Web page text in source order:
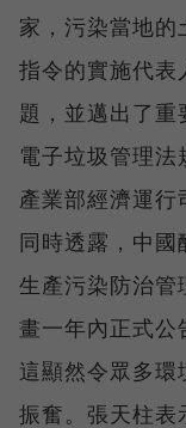
家，污染當地
指令的實施代表
題，並邁出了
電子垃圾管理
產業部經濟運
同時透露，中
生產污染防治管
畫一年內正式公
這顯然令眾多
振奮。張天柱表